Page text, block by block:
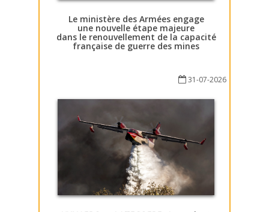
Le ministère des Armées engage
une nouvelle étape majeure
dans le renouvellement de la capacité
française de guerre des mines
31-07-2026